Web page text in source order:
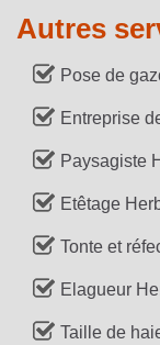
Autres
Pose de
Entreprise
Paysagiste
Etêtage
Tonte et
Elagueur
Taille de